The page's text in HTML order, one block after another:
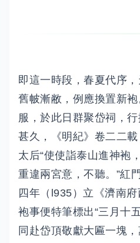
即這一時段，春夏代序
舊帔漸敝，例應換置新袍
服，於此日群聚岱祠，
甚久，《明紀》卷二二
太后“使使詣泰山進神
重違兩宮意，不聽。”紅
四年（l935）立《濟南
袍事便特筆標出“三月十
同赴岱頂敬獻大匾一塊